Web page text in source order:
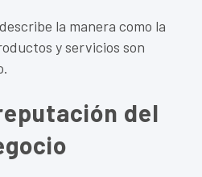
describe la manera como la
y servicios son
del